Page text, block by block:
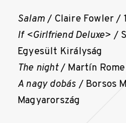
Salam/ Claire Fowler /
If <Girlfriend Deluxe> /
Egyesült Királyság
The night/ Martín
A nagy dobás / Borsos
Magyarország